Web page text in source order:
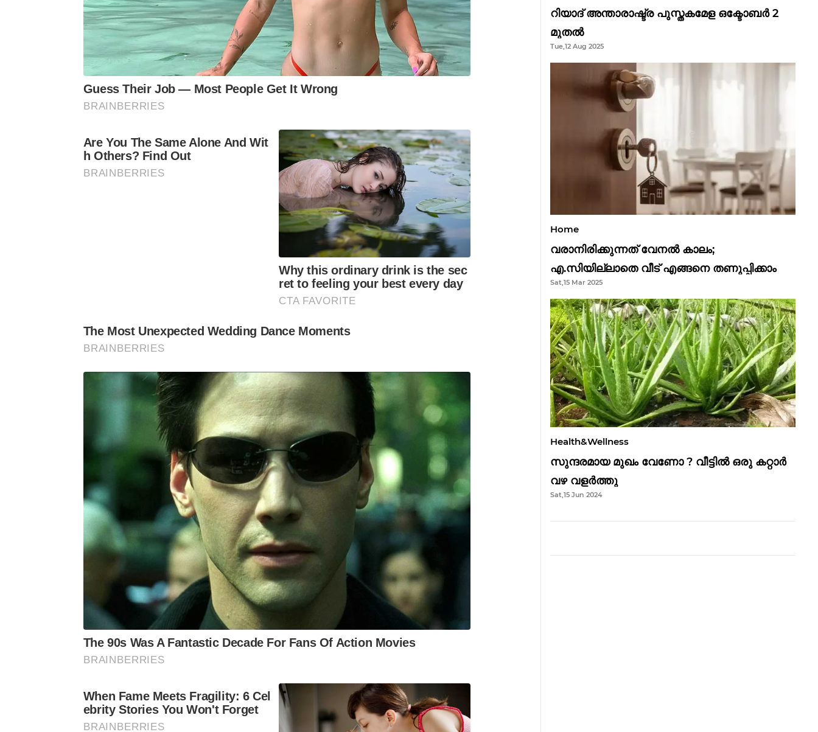
റിയാദ് അന്താരാഷ്ട്ര പുസ്തകമേള ഒക്ടോബർ 2
മുതൽ
Tue,12 Aug 2025
Home
വരാനിരിക്കുന്നത് വേനൽ കാലം;
എ.സിയില്ലാതെ വീട് എങ്ങനെ തണുപ്പിക്കാം
Sat,15 Mar 2025
Health&Wellness
സുന്ദരമായ മുഖം വേണോ ? വീട്ടിൽ ഒരു കറ്റാർ
വഴ വളർത്തു
Sat,15 Jun 2024